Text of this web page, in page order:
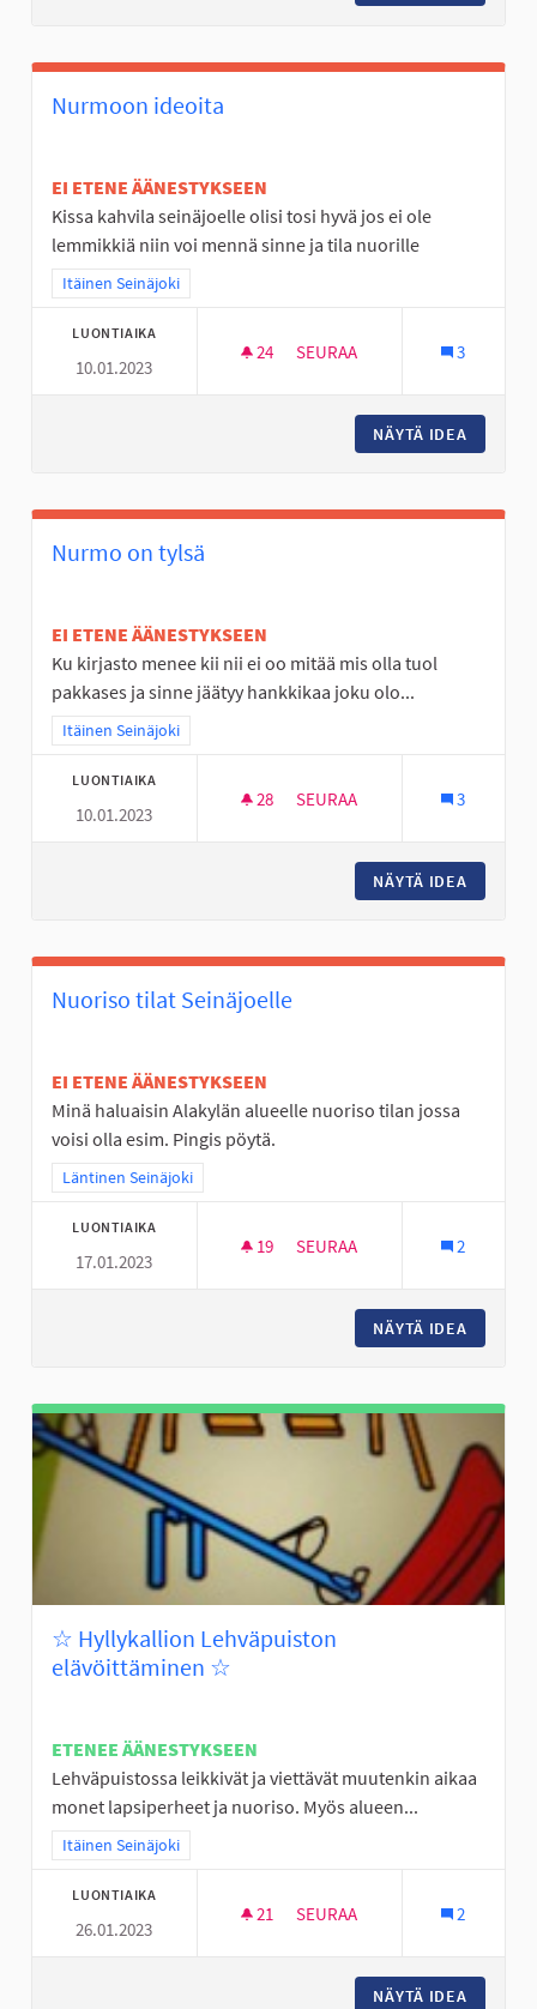
Nurmoon ideoita
EI ETENE ÄÄNESTYKSEEN
Kissa kahvila seinäjoelle olisi tosi hyvä jos ei ole
lemmikkiä niin voi mennä sinne ja tila nuorille
Rajaa tulokset teeman mukaan: Itäinen Seinäjoki
Itäinen Seinäjoki
LUONTIAIKA
10.01.2023
24 24 SEURAAJAA
SEURAA 3
NÄYTÄ IDEA
Nurmo on tylsä
EI ETENE ÄÄNESTYKSEEN
Ku kirjasto menee kii nii ei oo mitää mis olla tuol
pakkases ja sinne jäätyy hankkikaa joku olo...
Rajaa tulokset teeman mukaan: Itäinen Seinäjoki
Itäinen Seinäjoki
LUONTIAIKA
10.01.2023
28 28 SEURAAJAA
SEURAA 3
NÄYTÄ IDEA
Nuoriso tilat Seinäjoelle
EI ETENE ÄÄNESTYKSEEN
Minä haluaisin Alakylän alueelle nuoriso tilan jossa
voisi olla esim. Pingis pöytä.
Rajaa tulokset teeman mukaan: Läntinen Seinäjoki
Läntinen Seinäjoki
LUONTIAIKA
17.01.2023
19 19 SEURAAJAA
SEURAA 2
NÄYTÄ IDEA
☆ Hyllykallion Lehväpuiston
elävöittäminen ☆
ETENEE ÄÄNESTYKSEEN
Lehväpuistossa leikkivät ja viettävät muutenkin aikaa
monet lapsiperheet ja nuoriso. Myös alueen...
Rajaa tulokset teeman mukaan: Itäinen Seinäjoki
Itäinen Seinäjoki
LUONTIAIKA
26.01.2023
21 21 SEURAAJAA
SEURAA 2
NÄYTÄ IDEA